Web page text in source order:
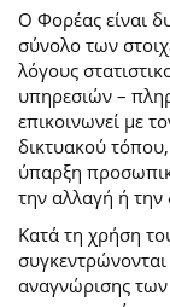
Ο Φορέας είναι
σύνολο των
λόγους
υπηρεσιών –
επικοινωνεί με
δικτυακού
ύπαρξη
την αλλαγή ή
Κατά τη χρήση
αναγνώρισης